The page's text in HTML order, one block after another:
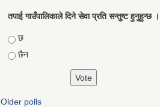
तपाई गाउँपालिकाले दिने सेवा प्रति सन्तुष्ट हुनुहुन्छ ।
Choices
छ
छैन
Older polls